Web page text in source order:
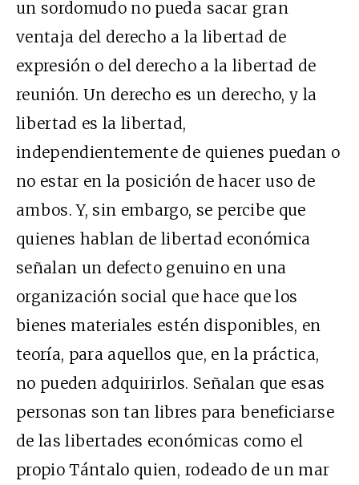
un sordomudo no pueda sacar gran
ventaja del derecho a la libertad de
expresión o del derecho a la libertad de
reunión. Un derecho es un derecho, y la
libertad es la libertad,
independientemente de quienes puedan o
no estar en la posición de hacer uso de
ambos. Y, sin embargo, se percibe que
quienes hablan de libertad económica
señalan un defecto genuino en una
organización social que hace que los
bienes materiales estén disponibles, en
teoría, para aquellos que, en la práctica,
no pueden adquirirlos. Señalan que esas
personas son tan libres para beneficiarse
de las libertades económicas como el
propio Tántalo quien, rodeado de un mar